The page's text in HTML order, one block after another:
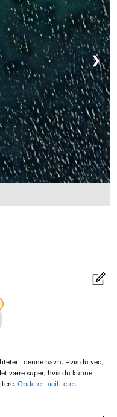
❯
i denne havn. Hvis du ved,
være super, hvis du kunne
Opdater faciliteter.